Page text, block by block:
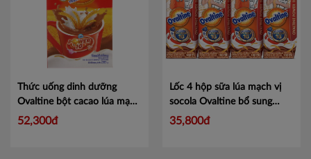
Thức uống dinh dưỡng
Ovaltine bột cacao lúa mạch
hộp 285g
52,300đ
Lốc 4 hộp sữa lúa mạch vị
socola Ovaltine bổ sung
canxi 180ml
35,800đ